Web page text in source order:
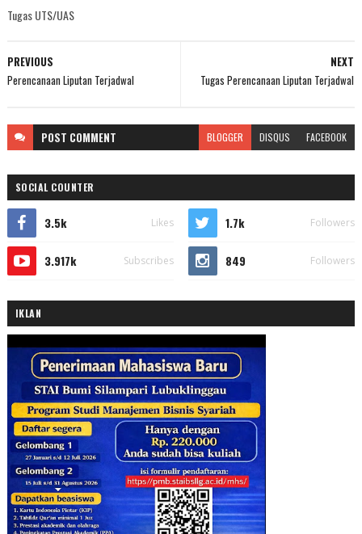
Tugas UTS/UAS
NEXT
Tugas Perencanaan Liputan Terjadwal
PREVIOUS
Perencanaan Liputan Terjadwal
POST COMMENT BLOGGER DISQUS FACEBOOK
SOCIAL COUNTER
3.5k Likes 1.7k Followers
3.917k Subscribes 849 Followers
IKLAN